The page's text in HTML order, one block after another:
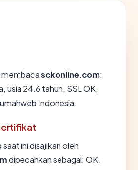
sckonline.com:
usia 24.6 tahun, SSL OK,
Indonesia.
ini disajikan oleh
dipecahkan sebagai: OK.